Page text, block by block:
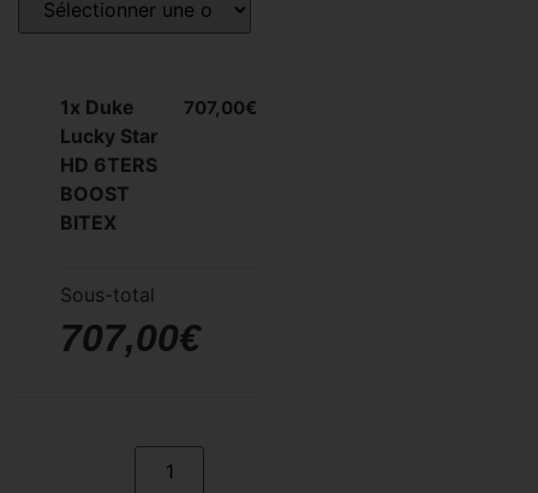
1x Duke
Lucky Star
HD 6TERS
BOOST
BITEX
707,00€
Sous-total
707,00€